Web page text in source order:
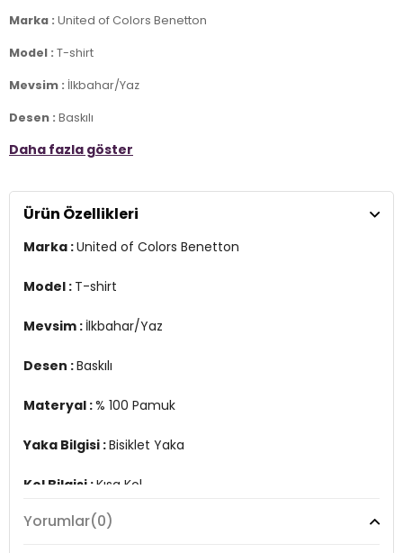
Marka : United of Colors Benetton
Model : T-shirt
Mevsim : İlkbahar/Yaz
Desen : Baskılı
Materyal :% 100 Pamuk
Kol Bilgisi :Kısa Kol
Kalıp Bilgisi :Oversize Fit
Menşei : Tunus
4DY13I1XC10O4.12
Daha fazla göster
Ürün Özellikleri
Marka :United of Colors Benetton
Model : T-shirt
Mevsim : İlkbahar/Yaz
Desen :Baskılı
Materyal :% 100 Pamuk
Yaka Bilgisi :Bisiklet Yaka
Kol Bilgisi :Kısa Kol
Kalıp Bilgisi :Oversize Fit
Yorumlar(0)